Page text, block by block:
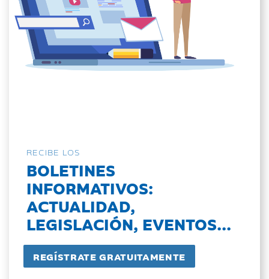
RECIBE LOS
BOLETINES
INFORMATIVOS:
ACTUALIDAD,
LEGISLACIÓN, EVENTOS...